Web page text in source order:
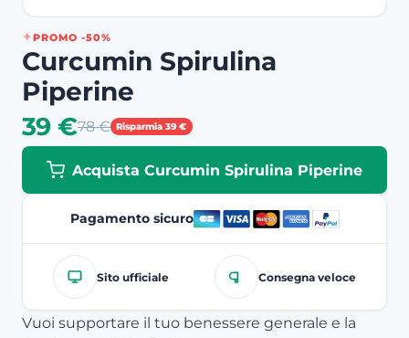
PROMO -50%
Curcumin Spirulina
Piperine
39 €78 € Risparmia 39 €
Acquista Curcumin Spirulina Piperine
Pagamento sicuro
Sito ufficiale Consegna veloce
Vuoi supportare il tuo benessere generale e la